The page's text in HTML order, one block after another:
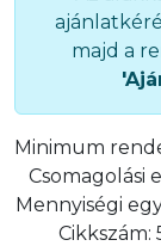
majd a
Minimum
Csomagolási
Mennyiségi
Cikkszám: